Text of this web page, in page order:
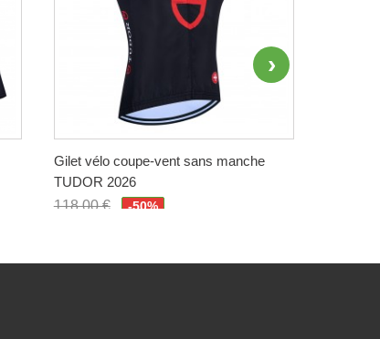
Gilet vélo coupe-vent sans manche
TUDOR 2026
118,00 €
-50%